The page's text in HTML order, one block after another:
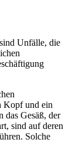
sind Unfälle, die
Kopf und ein
das Gesäß, der
sind auf deren
Solche